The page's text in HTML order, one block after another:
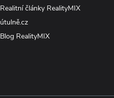
Realitní články RealityMIX
útulně.cz
Blog RealityMIX